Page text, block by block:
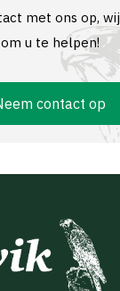
met ons op,
om u te helpen!
contact op